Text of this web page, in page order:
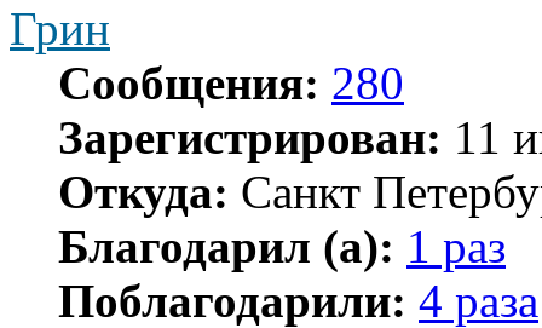
Грин
Сообщения: 280
Зарегистрирован: 11
Откуда: Санкт
Благодарил (а): 1 раз
Поблагодарили: 4 раза